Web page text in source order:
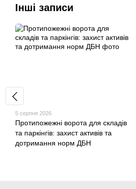
Інші записи
5 серпня 2026
Протипожежні ворота для складів
та паркінгів: захист активів та
дотримання норм ДБН